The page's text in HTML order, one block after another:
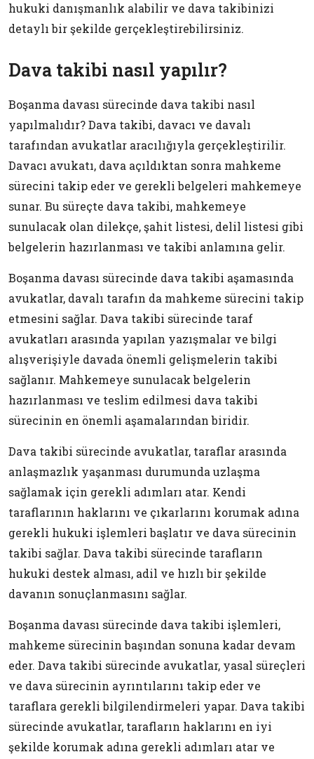
hukuki danışmanlık alabilir ve dava takibinizi
detaylı bir şekilde gerçekleştirebilirsiniz.
Dava takibi nasıl yapılır?
Boşanma davası sürecinde dava takibi nasıl
yapılmalıdır? Dava takibi, davacı ve davalı
tarafından avukatlar aracılığıyla gerçekleştirilir.
Davacı avukatı, dava açıldıktan sonra mahkeme
sürecini takip eder ve gerekli belgeleri mahkemeye
sunar. Bu süreçte dava takibi, mahkemeye
sunulacak olan dilekçe, şahit listesi, delil listesi gibi
belgelerin hazırlanması ve takibi anlamına gelir.
Boşanma davası sürecinde dava takibi aşamasında
avukatlar, davalı tarafın da mahkeme sürecini takip
etmesini sağlar. Dava takibi sürecinde taraf
avukatları arasında yapılan yazışmalar ve bilgi
alışverişiyle davada önemli gelişmelerin takibi
sağlanır. Mahkemeye sunulacak belgelerin
hazırlanması ve teslim edilmesi dava takibi
sürecinin en önemli aşamalarından biridir.
Dava takibi sürecinde avukatlar, taraflar arasında
anlaşmazlık yaşanması durumunda uzlaşma
sağlamak için gerekli adımları atar. Kendi
taraflarının haklarını ve çıkarlarını korumak adına
gerekli hukuki işlemleri başlatır ve dava sürecinin
takibi sağlar. Dava takibi sürecinde tarafların
hukuki destek alması, adil ve hızlı bir şekilde
davanın sonuçlanmasını sağlar.
Boşanma davası sürecinde dava takibi işlemleri,
mahkeme sürecinin başından sonuna kadar devam
eder. Dava takibi sürecinde avukatlar, yasal süreçleri
ve dava sürecinin ayrıntılarını takip eder ve
taraflara gerekli bilgilendirmeleri yapar. Dava takibi
sürecinde avukatlar, tarafların haklarını en iyi
şekilde korumak adına gerekli adımları atar ve